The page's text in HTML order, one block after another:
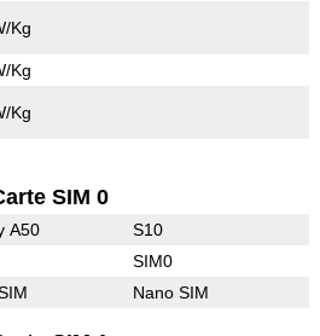
Kg
Kg
Kg
SIM 0
A50 S10
SIM0
Nano SIM